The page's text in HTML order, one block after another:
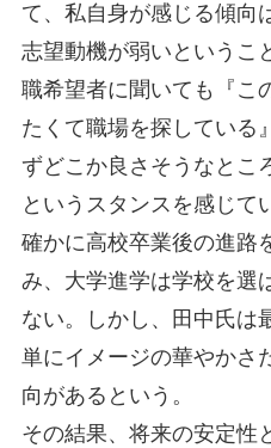
て、私自身が感じる傾向
志望動機が弱いというこ
職希望者に聞いても『こ
たくて職場を探している
ずどこか良さそうなとこ
というスタンスを感じて
確かに高校卒業後の進路
み、大学進学は学校を選
ない。しかし、田中氏は
単にイメージの華やかさ
向があるという。
その結果、将来の安定性